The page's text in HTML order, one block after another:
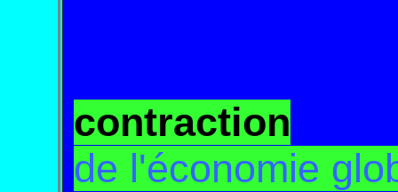
contraction
de l'économie